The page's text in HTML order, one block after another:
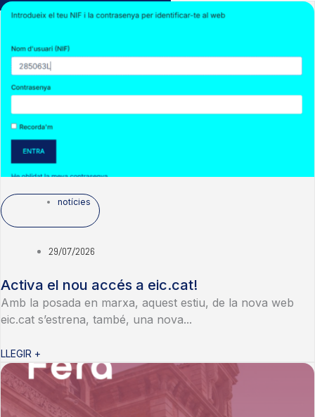
notícies
29/07/2026
Activa el nou accés a eic.cat!
Amb la posada en marxa, aquest estiu, de la nova web
eic.cat s’estrena, també, una nova...
LLEGIR +